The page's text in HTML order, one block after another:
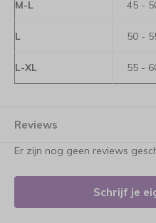
M-L 45 -
L 50 -
L-XL 55 -
Reviews
Er zijn nog geen reviews
Schrijf je